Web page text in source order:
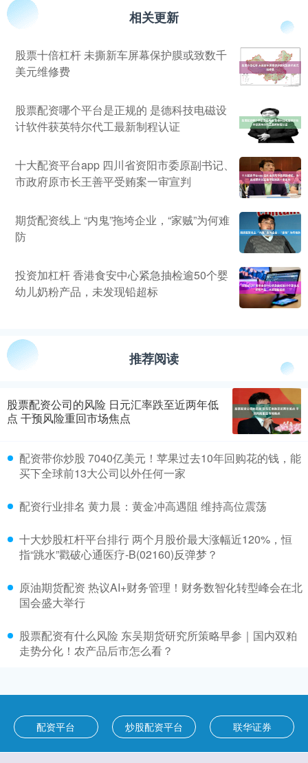
相关更新
股票十倍杠杆 未撕新车屏幕保护膜或致数千
美元维修费
股票配资哪个平台是正规的 是德科技电磁设
计软件获英特尔代工最新制程认证
十大配资平台app 四川省资阳市委原副书记、
市政府原市长王善平受贿案一审宣判
期货配资线上 “内鬼”拖垮企业，“家贼”为何难
防
投资加杠杆 香港食安中心紧急抽检逾50个婴
幼儿奶粉产品，未发现铅超标
推荐阅读
股票配资公司的风险 日元汇率跌至近两年低
点 干预风险重回市场焦点
配资带你炒股 7040亿美元！苹果过去10年回购花的钱，能
买下全球前13大公司以外任何一家
配资行业排名 黄力晨：黄金冲高遇阻 维持高位震荡
十大炒股杠杆平台排行 两个月股价最大涨幅近120%，恒
指“跳水”戳破心通医疗-B(02160)反弹梦？
原油期货配资 热议AI+财务管理！财务数智化转型峰会在北
国会盛大举行
股票配资有什么风险 东吴期货研究所策略早参｜国内双粕
走势分化！农产品后市怎么看？
配资平台 炒股配资平台 联华证券